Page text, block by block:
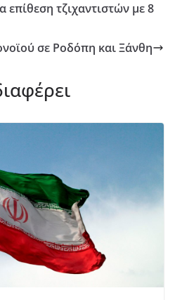
τζιχαντιστών με 8
σε Ροδόπη και Ξάνθη